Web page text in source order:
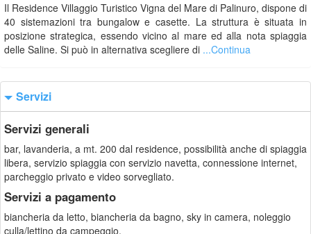
Il Residence Villaggio Turistico Vigna del Mare di Palinuro, dispone di
40 sistemazioni tra bungalow e casette. La struttura è situata in
posizione strategica, essendo vicino al mare ed alla nota spiaggia
delle Saline. Si può in alternativa scegliere di ...Continua
Servizi
Servizi generali
bar, lavanderia, a mt. 200 dal residence, possibilità anche di spiaggia
libera, servizio spiaggia con servizio navetta, connessione internet,
parcheggio privato e video sorvegliato.
Servizi a pagamento
biancheria da letto, biancheria da bagno, sky in camera, noleggio
culla/lettino da campeggio.